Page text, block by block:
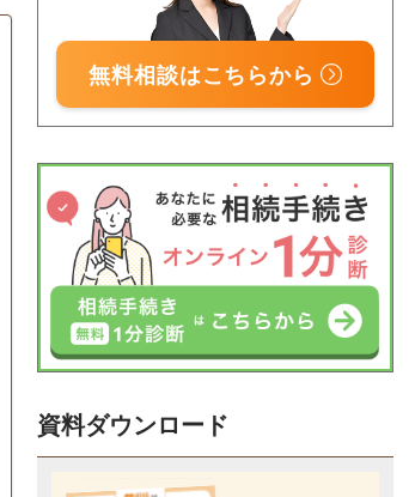
無料相談はこちらから
資料ダウンロード